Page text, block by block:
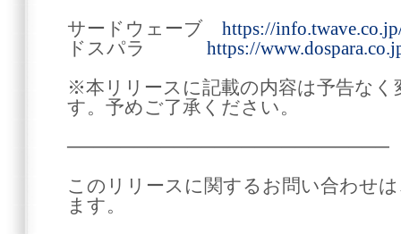
サードウェーブ https://
ドスパラ https://
※本リリースに記載の内容は予告なく
す。予めご了承ください。
────────────────────────
このリリースに関するお問い合わせ
ます。